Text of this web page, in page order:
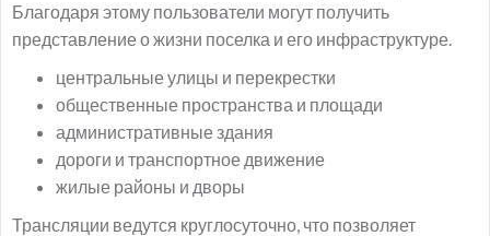
Благодаря этому пользователи могут получить
представление о жизни поселка и его инфраструктуре.
центральные улицы и перекрестки
общественные пространства и площади
административные здания
дороги и транспортное движение
жилые районы и дворы
Трансляции ведутся круглосуточно, что позволяет